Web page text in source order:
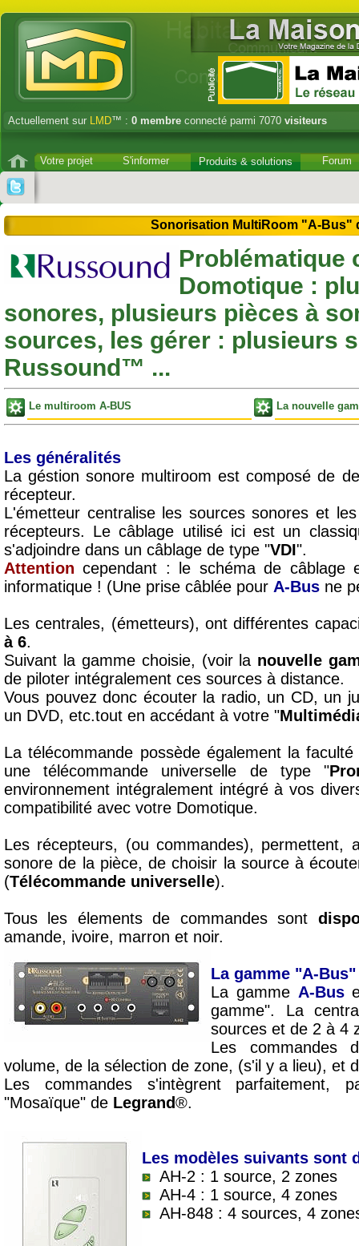
Actuellement sur LMD™ : 0 membre connecté parmi 7070 visiteurs
Votre projet S'informer Produits & solutions Forum
Sonorisation MultiRoom "A-
Problématique
Domotique :
sonores, plusieurs pièces à
sources, les gérer : plusieurs
Russound™ ...
Le multiroom A-BUS La nouvelle
Les généralités
La géstion sonore multiroom est composé de
récepteur.
L'émetteur centralise les sources sonores et
récepteurs. Le câblage utilisé ici est un
s'adjoindre dans un câblage de type "VDI".
Attention cependant : le schéma de câblage
informatique ! (Une prise câblée pour A-Bus ne
Les centrales, (émetteurs), ont différentes
à 6.
Suivant la gamme choisie, (voir la nouvelle
de piloter intégralement ces sources à distance.
Vous pouvez donc écouter la radio, un CD, un
un DVD, etc.tout en accédant à votre "
La télécommande possède également la
une télécommande universelle de type "
environnement intégralement intégré à vos
compatibilité avec votre Domotique.
Les récepteurs, (ou commandes), permettent,
sonore de la pièce, de choisir la source à
(Télécommande universelle).
Tous les élements de commandes sont
amande, ivoire, marron et noir.
La gamme "A-Bus"
La gamme A-Bus
gamme". La
sources et de 2 à 4
Les commandes
volume, de la sélection de zone, (s'il y a lieu), et
Les commandes s'intègrent parfaitement,
"Mosaïque" de Legrand®.
Les modèles suivants sont
AH-2 : 1 source, 2 zones
AH-4 : 1 source, 4 zones
AH-848 : 4 sources, 4